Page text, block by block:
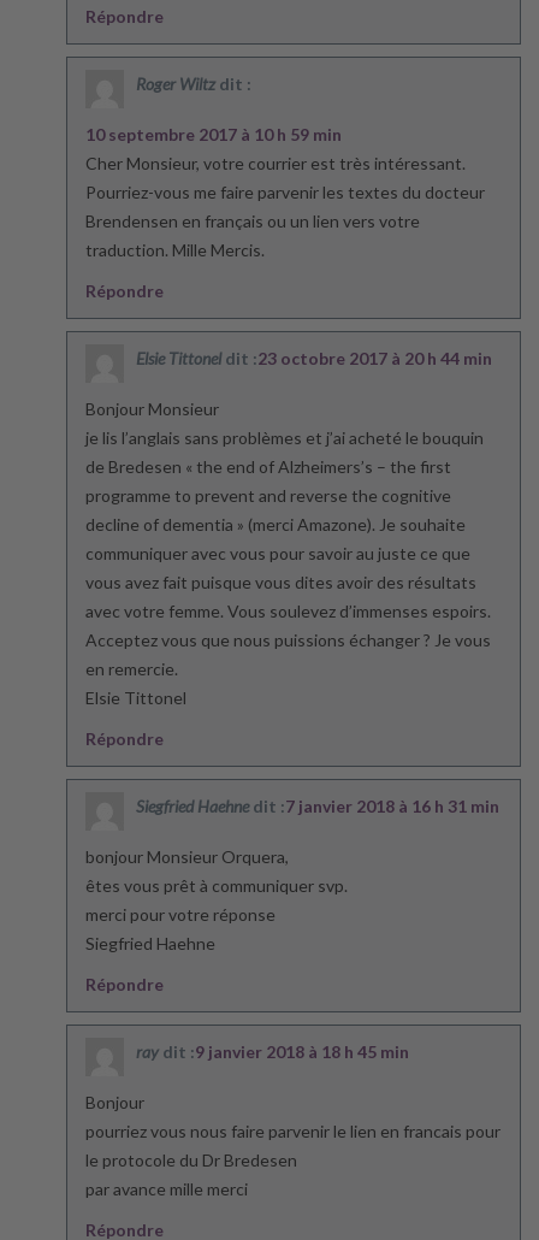
Répondre
Roger Wiltz dit :
10 septembre 2017 à 10 h 59 min
Cher Monsieur, votre courrier est très intéressant.
Pourriez-vous me faire parvenir les textes du docteur
Brendensen en français ou un lien vers votre
traduction. Mille Mercis.
Répondre
Elsie Tittonel dit :23 octobre 2017 à 20 h 44 min
Bonjour Monsieur
je lis l’anglais sans problèmes et j’ai acheté le bouquin
de Bredesen « the end of Alzheimers’s – the first
programme to prevent and reverse the cognitive
decline of dementia » (merci Amazone). Je souhaite
communiquer avec vous pour savoir au juste ce que
vous avez fait puisque vous dites avoir des résultats
avec votre femme. Vous soulevez d’immenses espoirs.
Acceptez vous que nous puissions échanger ? Je vous
en remercie.
Elsie Tittonel
Répondre
Siegfried Haehne dit :7 janvier 2018 à 16 h 31 min
bonjour Monsieur Orquera,
êtes vous prêt à communiquer svp.
merci pour votre réponse
Siegfried Haehne
Répondre
ray dit :9 janvier 2018 à 18 h 45 min
Bonjour
pourriez vous nous faire parvenir le lien en francais pour
le protocole du Dr Bredesen
par avance mille merci
Répondre